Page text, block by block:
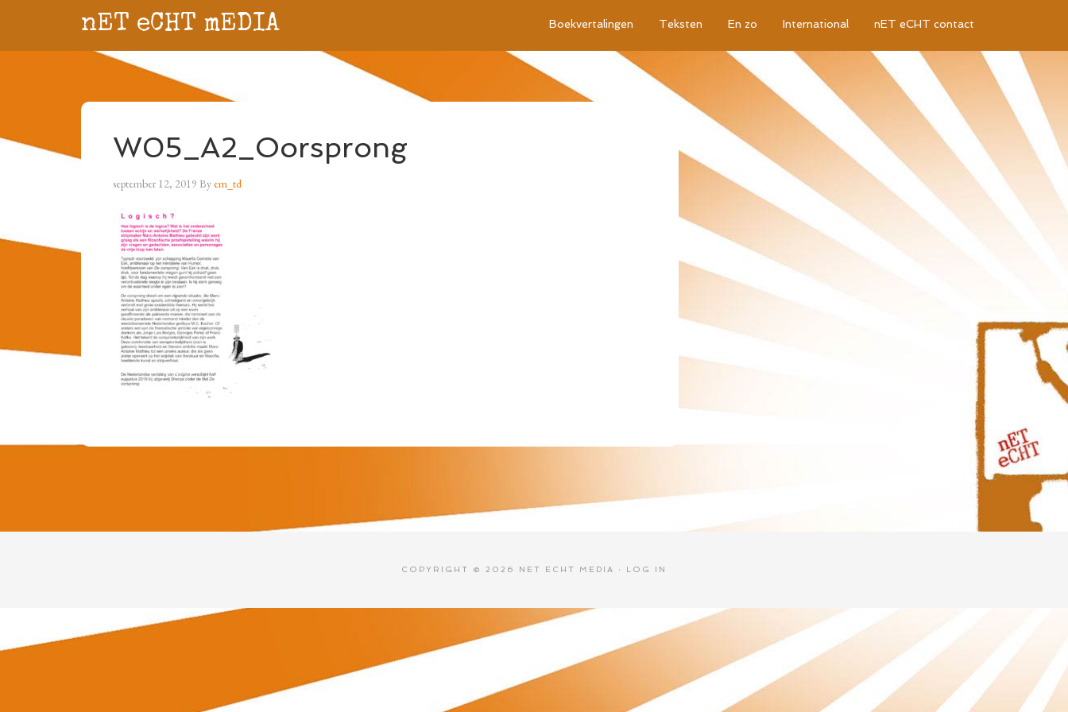
nET eCHT mEDIA Boekvertalingen Teksten En zo International nET eCHT contact
W05_A2_Oorsprong
september 12, 2019 Byem_td
COPYRIGHT © 2026 NET ECHT MEDIA · LOG IN